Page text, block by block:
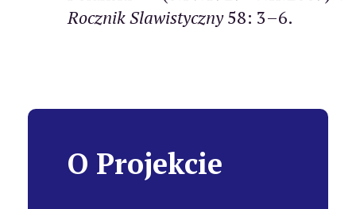
Rocznik Slawistyczny58: 3–6.
O Projekcie